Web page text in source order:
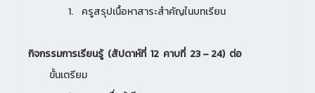
1. ครูสรุปเนื้อหาสาระสำคัญในบทเรียน
กิจกรรมการเรียนรู้ (สัปดาห์ที่ 12 คาบที่ 23 – 24) ต่อ
ขั้นเตรียม